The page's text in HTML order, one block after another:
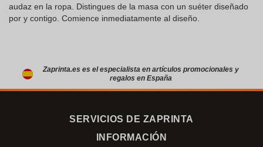
audaz en la ropa. Distingues de la masa con un suéter diseñado
por y contigo. Comience inmediatamente al diseño.
Zaprinta.es es el especialista en artículos promocionales y
regalos en España
SERVICIOS DE ZAPRINTA
INFORMACIÓN